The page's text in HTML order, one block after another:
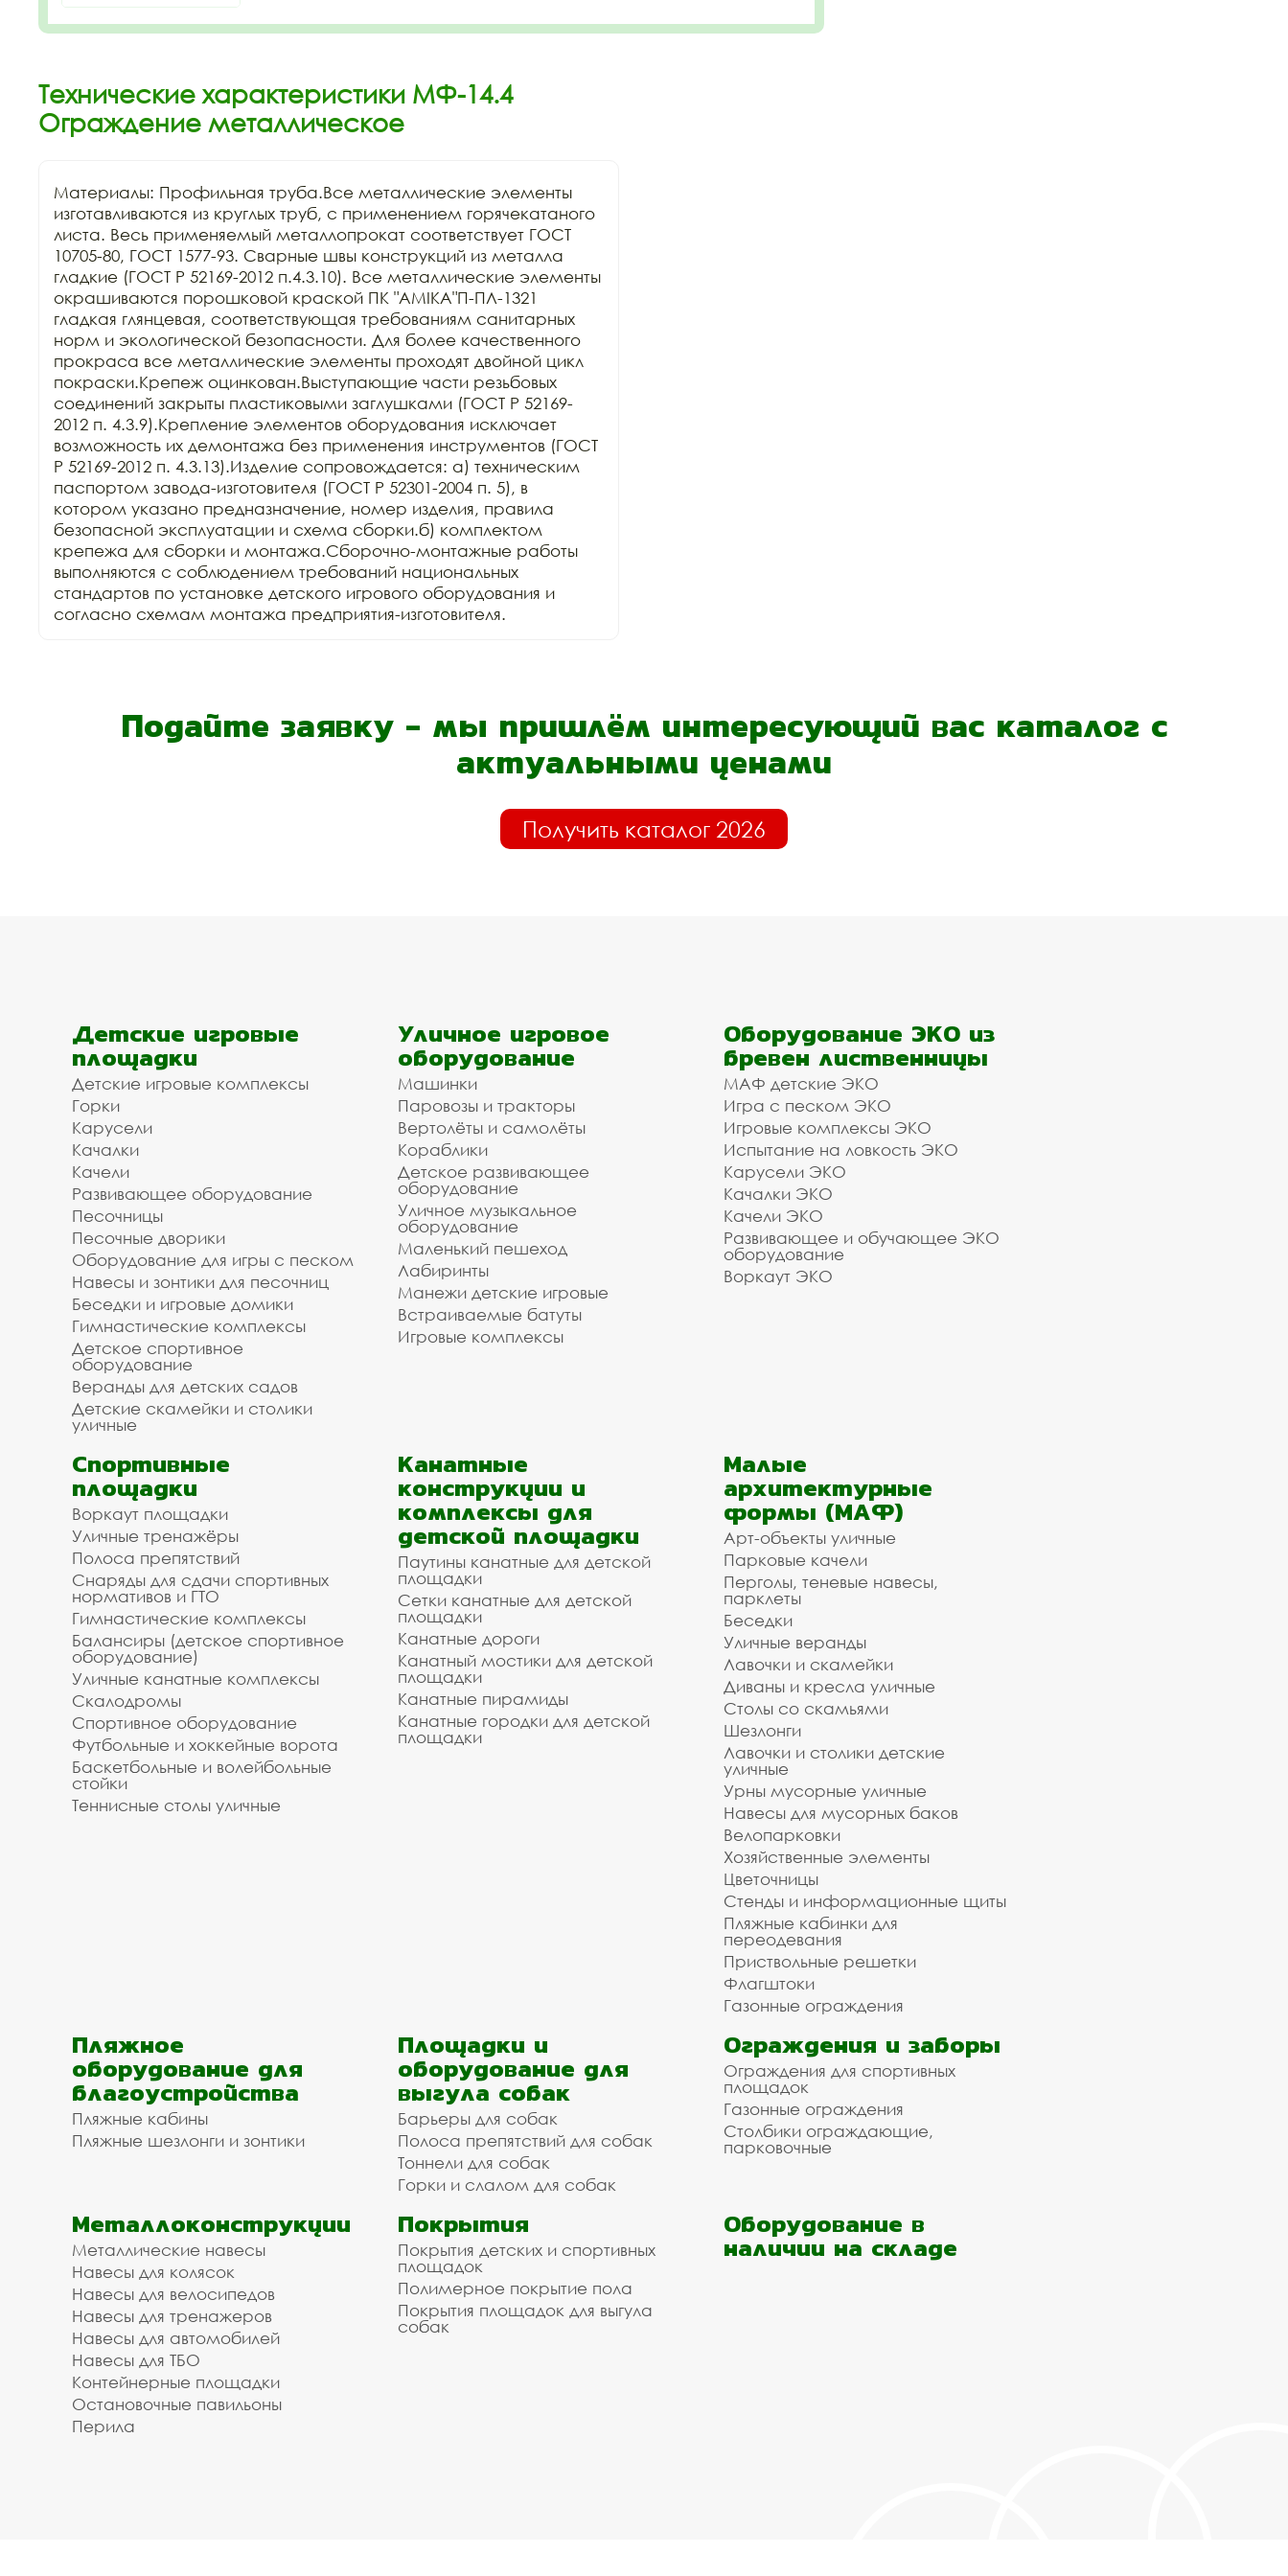
Технические характеристики МФ-14.4
Ограждение металлическое
Материалы: Профильная труба.Все металлические элементы
изготавливаются из круглых труб, с применением горячекатаного
листа. Весь применяемый металлопрокат соответствует ГОСТ
10705-80, ГОСТ 1577-93. Сварные швы конструкций из металла
гладкие (ГОСТ Р 52169-2012 п.4.3.10). Все металлические элементы
окрашиваются порошковой краской ПК "АМIKA"П-ПЛ-1321
гладкая глянцевая, соответствующая требованиям санитарных
норм и экологической безопасности. Для более качественного
прокраса все металлические элементы проходят двойной цикл
покраски.Крепеж оцинкован.Выступающие части резьбовых
соединений закрыты пластиковыми заглушками (ГОСТ Р 52169-
2012 п. 4.3.9).Крепление элементов оборудования исключает
возможность их демонтажа без применения инструментов (ГОСТ
Р 52169-2012 п. 4.3.13).Изделие сопровождается: а) техническим
паспортом завода-изготовителя (ГОСТ Р 52301-2004 п. 5), в
котором указано предназначение, номер изделия, правила
безопасной эксплуатации и схема сборки.б) комплектом
крепежа для сборки и монтажа.Сборочно-монтажные работы
выполняются с соблюдением требований национальных
стандартов по установке детского игрового оборудования и
согласно схемам монтажа предприятия-изготовителя.
Подайте заявку - мы пришлём интересующий вас каталог с
актуальными ценами
Получить каталог 2026
Детские игровые
площадки
Детские игровые комплексы
Горки
Карусели
Качалки
Качели
Развивающее оборудование
Песочницы
Песочные дворики
Оборудование для игры с песком
Навесы и зонтики для песочниц
Беседки и игровые домики
Гимнастические комплексы
Детское спортивное
оборудование
Веранды для детских садов
Детские скамейки и столики
уличные
Уличное игровое
оборудование
Машинки
Паровозы и тракторы
Вертолёты и самолёты
Кораблики
Детское развивающее
оборудование
Уличное музыкальное
оборудование
Маленький пешеход
Лабиринты
Манежи детские игровые
Встраиваемые батуты
Игровые комплексы
Оборудование ЭКО из
бревен лиственницы
МАФ детские ЭКО
Игра с песком ЭКО
Игровые комплексы ЭКО
Испытание на ловкость ЭКО
Карусели ЭКО
Качалки ЭКО
Качели ЭКО
Развивающее и обучающее ЭКО
оборудование
Воркаут ЭКО
Спортивные
площадки
Воркаут площадки
Уличные тренажёры
Полоса препятствий
Снаряды для сдачи спортивных
нормативов и ГТО
Гимнастические комплексы
Балансиры (детское спортивное
оборудование)
Уличные канатные комплексы
Скалодромы
Спортивное оборудование
Футбольные и хоккейные ворота
Баскетбольные и волейбольные
стойки
Теннисные столы уличные
Канатные
конструкции и
комплексы для
детской площадки
Паутины канатные для детской
площадки
Сетки канатные для детской
площадки
Канатные дороги
Канатный мостики для детской
площадки
Канатные пирамиды
Канатные городки для детской
площадки
Малые
архитектурные
формы (МАФ)
Арт-объекты уличные
Парковые качели
Перголы, теневые навесы,
парклеты
Беседки
Уличные веранды
Лавочки и скамейки
Диваны и кресла уличные
Столы со скамьями
Шезлонги
Лавочки и столики детские
уличные
Урны мусорные уличные
Навесы для мусорных баков
Велопарковки
Хозяйственные элементы
Цветочницы
Стенды и информационные щиты
Пляжные кабинки для
переодевания
Приствольные решетки
Флагштоки
Газонные ограждения
Пляжное
оборудование для
благоустройства
Пляжные кабины
Пляжные шезлонги и зонтики
Площадки и
оборудование для
выгула собак
Барьеры для собак
Полоса препятствий для собак
Тоннели для собак
Горки и слалом для собак
Ограждения и заборы
Ограждения для спортивных
площадок
Газонные ограждения
Столбики ограждающие,
парковочные
Металлоконструкции
Металлические навесы
Навесы для колясок
Навесы для велосипедов
Навесы для тренажеров
Навесы для автомобилей
Навесы для ТБО
Контейнерные площадки
Остановочные павильоны
Перила
Покрытия
Покрытия детских и спортивных
площадок
Полимерное покрытие пола
Покрытия площадок для выгула
собак
Оборудование в
наличии на складе